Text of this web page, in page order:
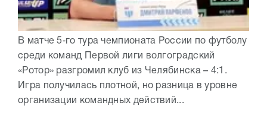
В матче 5‑го тура чемпионата России по футболу
среди команд Первой лиги волгоградский
«Ротор» разгромил клуб из Челябинска – 4:1.
Игра получилась плотной, но разница в уровне
организации командных действий...